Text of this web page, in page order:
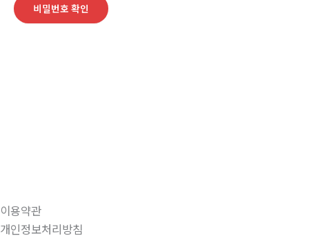
비밀번호 확인
이용약관
개인정보처리방침